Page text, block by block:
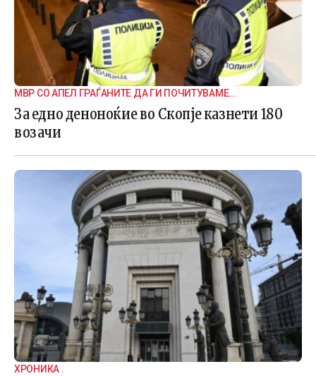
МВР СО АПЕЛ ГРАЃАНИТЕ ДА ГИ ПОЧИТУВАМЕ
СООБРАЌАЈНИТЕ ПРАВИЛА
За едно деноноќие во Скопје казнети 180
возачи
ХРОНИКА .